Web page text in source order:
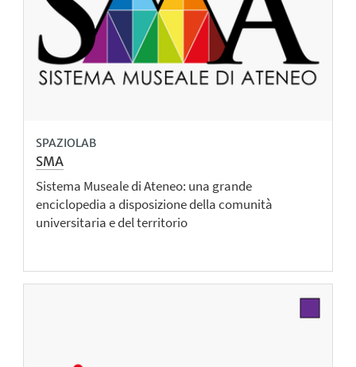
SPAZIOLAB
SMA
Sistema Museale di Ateneo: una grande
enciclopedia a disposizione della comunità
universitaria e del territorio